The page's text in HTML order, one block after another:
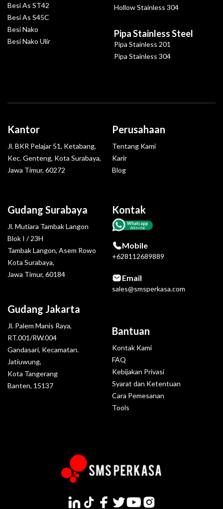
Besi As ST42
Besi As S45C
Besi Nako
Besi Nako Ulir
Hollow Stainless 304
Pipa Stainless Steel
Pipa Stainless 201
Pipa Stainless 304
Gudang Surabaya
Jl. Mutiara Tambak Langon
Blok I / 23H
Tambak Langon, Asem Rowo
Kota Surabaya,
Jawa Timur, 60184
Gudang Jakarta
Jl. Palem Manis Raya,
RT.001/RW.004
Gandasari, Kecamatan.
Jatiuwung,
Kota Tangerang
Banten, 15137
Kantor
Jl. BKR Pelajar 51, Ketabang,
Kec. Genteng, Kota Surabaya,
Jawa Timur, 60272
Kontak
Whatsapp
click to chat
Mobile
+628112689889
Email
sales@smsperkasa.com
Perusahaan
Tentang Kami
Karir
Blog
Bantuan
Kontak Kami
FAQ
Kebijakan Privasi
Syarat dan Ketentuan
Cara Pemesanan
Tools